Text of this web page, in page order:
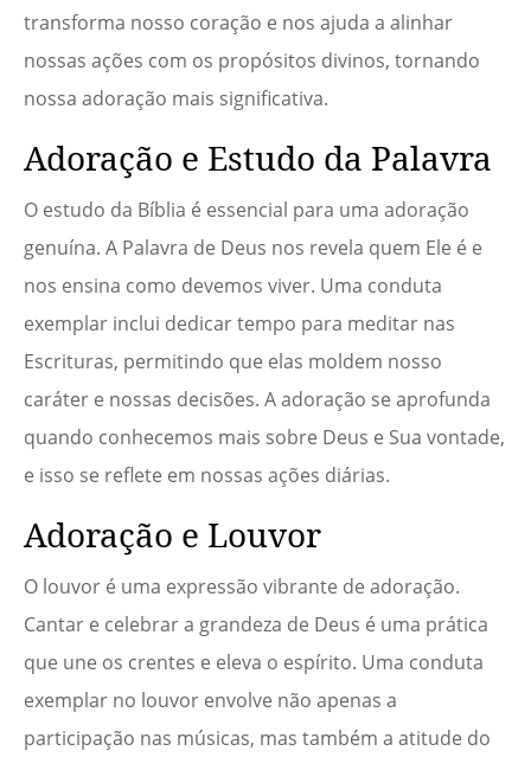
transforma nosso coração e nos ajuda a alinhar
nossas ações com os propósitos divinos, tornando
nossa adoração mais significativa.
Adoração e Estudo da Palavra
O estudo da Bíblia é essencial para uma adoração
genuína. A Palavra de Deus nos revela quem Ele é e
nos ensina como devemos viver. Uma conduta
exemplar inclui dedicar tempo para meditar nas
Escrituras, permitindo que elas moldem nosso
caráter e nossas decisões. A adoração se aprofunda
quando conhecemos mais sobre Deus e Sua vontade,
e isso se reflete em nossas ações diárias.
Adoração e Louvor
O louvor é uma expressão vibrante de adoração.
Cantar e celebrar a grandeza de Deus é uma prática
que une os crentes e eleva o espírito. Uma conduta
exemplar no louvor envolve não apenas a
participação nas músicas, mas também a atitude do